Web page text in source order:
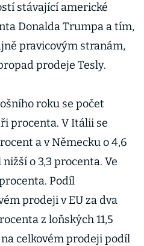
stávající americké
Donalda Trumpa a tím,
pravicovým stranám,
prodeje Tesly.
roku se počet
procenta. V Itálii se
a v Německu o 4,6
o 3,3 procenta. Ve
Podíl
prodeji v EU za dva
z loňských 11,5
celkovém prodeji podíl